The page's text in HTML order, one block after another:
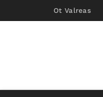
Ot Valreas